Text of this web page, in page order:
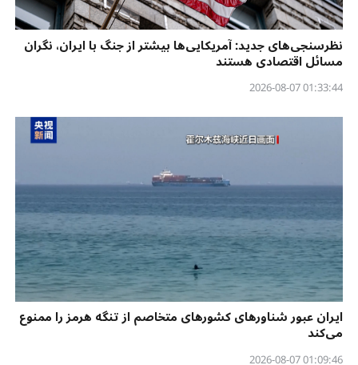
نظرسنجی‌‌های جدید: آمریکایی‌ها بیشتر از جنگ با ایران، نگران
مسائل اقتصادی هستند
01:33:44 2026-08-07
ایران عبور شناورهای کشورهای متخاصم از تنگه هرمز را ممنوع
می‌کند
01:09:46 2026-08-07